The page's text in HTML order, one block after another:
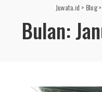
Juwata.id > Blog>
Bulan: